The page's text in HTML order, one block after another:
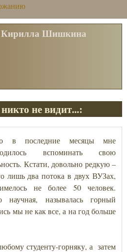
Кирилла Шишкина
не видит...:
в последние месяцы мне
вспоминать свою
Кстати, довольно редкую –
лишь два потока в двух ВУЗах,
не более 50 человек.
научная, называлась горный
мы не как все, а на год больше
студенту-горняку, а затем